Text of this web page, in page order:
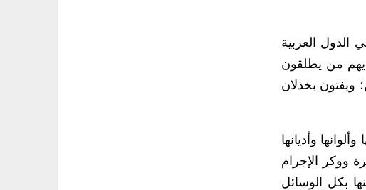
الدول العربية
من يطلقون
ويفتون بخذلان
وأديانها
ووكر الإجرام
بكل الوسائل